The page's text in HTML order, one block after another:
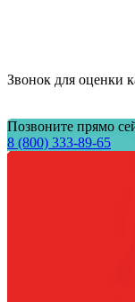
Звонок для оценки
Позвоните прямо
8 (800) 333-89-65